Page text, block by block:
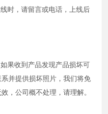
时，请留言或电话，上线后
果收到产品发现产品损坏可
并提供损坏照片，我们将免
，公司概不处理，请理解。